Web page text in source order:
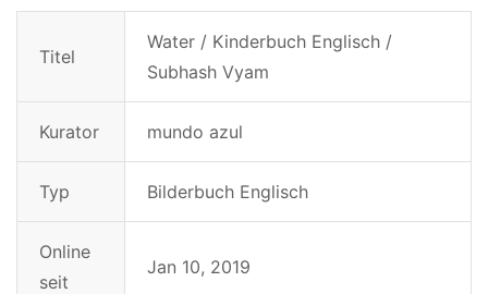
Titel
Water / Kinderbuch Englisch /
Subhash Vyam
Kurator mundo azul
Typ Bilderbuch Englisch
Online
seit
Jan 10, 2019